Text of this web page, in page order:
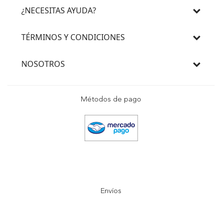
¿NECESITAS AYUDA?
TÉRMINOS Y CONDICIONES
NOSOTROS
Métodos de pago
Envíos